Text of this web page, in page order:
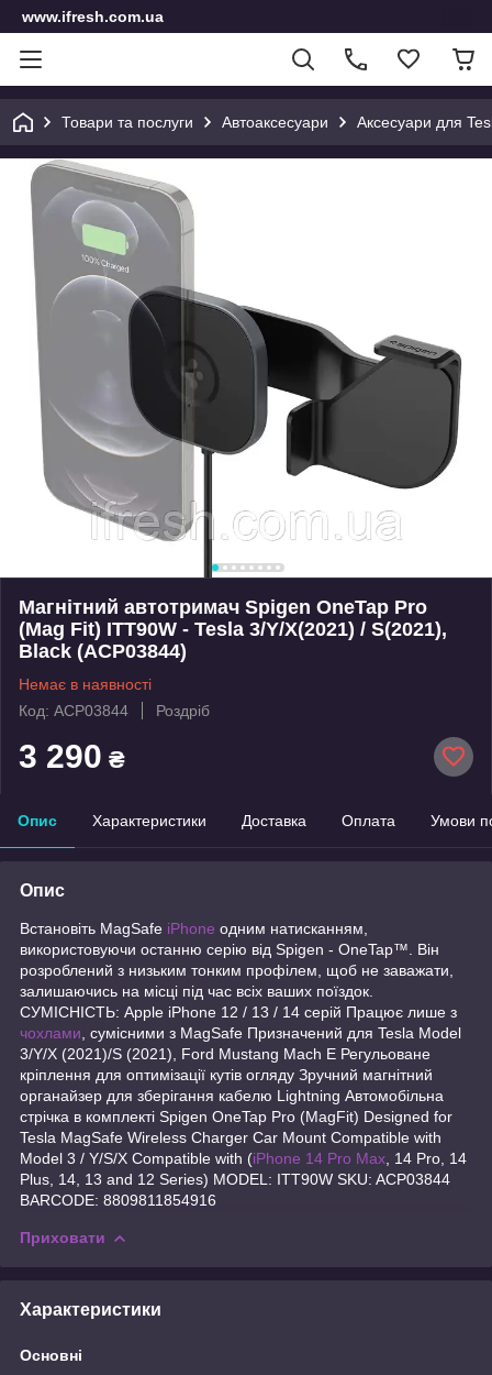
www.ifresh.com.ua
Товари та послуги Автоаксесуари Аксесуари для
Магнітний автотримач Spigen OneTap Pro
(Mag Fit) ITT90W - Tesla 3/Y/X(2021) / S(2021),
Black (ACP03844)
Немає в наявності
Код: ACP03844
Роздріб
3 290 ₴
Опис Характеристики Доставка Оплата Умови
Опис
Встановіть MagSafe iPhone одним натисканням,
використовуючи останню серію від Spigen - OneTap™. Він
розроблений з низьким тонким профілем, щоб не заважати,
залишаючись на місці під час всіх ваших поїздок.
СУМІСНІСТЬ: Apple iPhone 12 / 13 / 14 серій Працює лише з
чохлами , сумісними з MagSafe Призначений для Tesla Model
3/Y/X (2021)/S (2021), Ford Mustang Mach E Регульоване
кріплення для оптимізації кутів огляду Зручний магнітний
органайзер для зберігання кабелю Lightning Автомобільна
стрічка в комплекті Spigen OneTap Pro (MagFit) Designed for
Tesla MagSafe Wireless Charger Car Mount Compatible with
Model 3 / Y/S/X Compatible with (iPhone 14 Pro Max , 14 Pro, 14
Plus, 14, 13 and 12 Series) MODEL: ITT90W SKU: ACP03844
BARCODE: 8809811854916
Приховати
Характеристики
Основні